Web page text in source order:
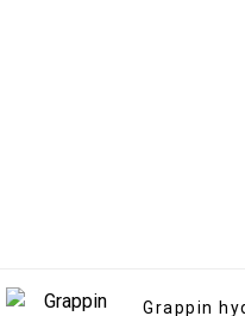
Grappin